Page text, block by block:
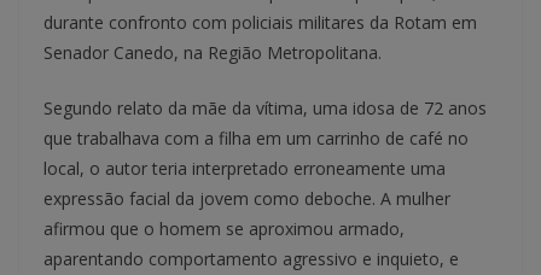
durante confronto com policiais militares da Rotam em
Senador Canedo, na Região Metropolitana.
Segundo relato da mãe da vítima, uma idosa de 72 anos
que trabalhava com a filha em um carrinho de café no
local, o autor teria interpretado erroneamente uma
expressão facial da jovem como deboche. A mulher
afirmou que o homem se aproximou armado,
aparentando comportamento agressivo e inquieto, e